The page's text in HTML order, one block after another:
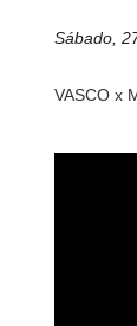
Sábado,
VASCO x